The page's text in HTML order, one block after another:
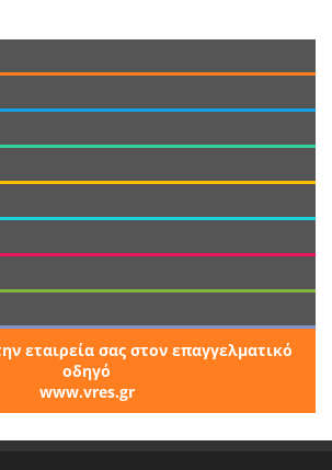
εταιρεία σας στον επαγγελματικό
οδηγό
www.vres.gr